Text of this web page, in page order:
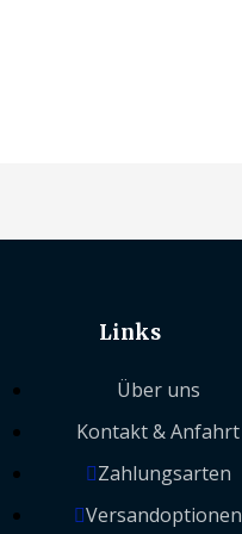
Links
Über uns
Kontakt & Anfahrt
Zahlungsarten
Versandoptionen